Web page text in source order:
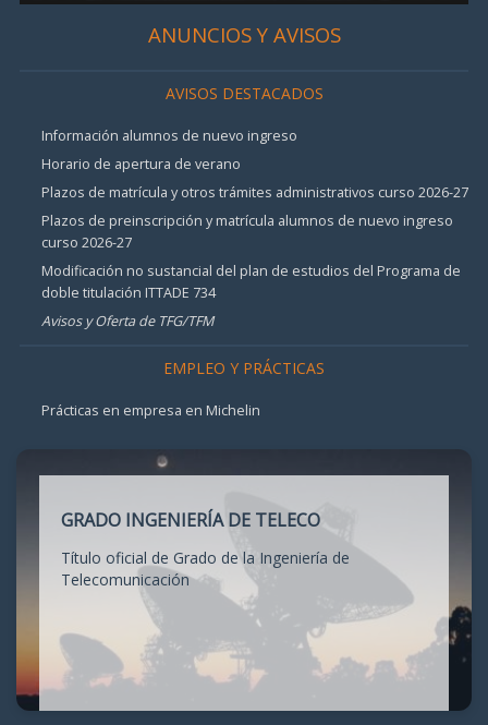
ANUNCIOS Y AVISOS
AVISOS DESTACADOS
Información alumnos de nuevo ingreso
Horario de apertura de verano
Plazos de matrícula y otros trámites administrativos curso 2026-27
Plazos de preinscripción y matrícula alumnos de nuevo ingreso
curso 2026-27
Modificación no sustancial del plan de estudios del Programa de
doble titulación ITTADE 734
Avisos y Oferta de TFG/TFM
EMPLEO Y PRÁCTICAS
Prácticas en empresa en Michelin
GRADO INGENIERÍA DE TELECO
Título oficial de Grado de la Ingeniería de
Telecomunicación